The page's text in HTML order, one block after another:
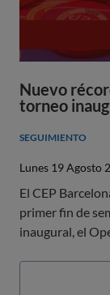
Nuevo
torneo
SEGUIMIENTO
Lunes 19 Agosto
El CEP
primer fin de
inaugural, el